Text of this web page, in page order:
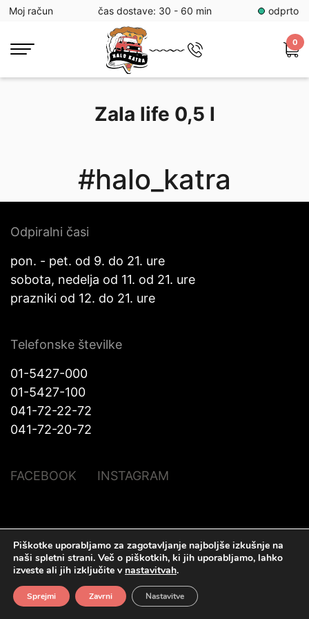
Moj račun čas dostave: 30 - 60 min odprto
0
Zala life 0,5 l
#halo_katra
Odpiralni časi
pon. - pet. od 9. do 21. ure
sobota, nedelja od 11. od 21. ure
prazniki od 12. do 21. ure
Telefonske številke
01-5427-000
01-5427-100
041-72-22-72
041-72-20-72
FACEBOOK INSTAGRAM
Izdelava spletnih straniPlenum IT d.o.o.
Piškotke uporabljamo za zagotavljanje najboljše izkušnje na
naši spletni strani. Več o piškotkih, ki jih uporabljamo, lahko
izveste ali jih izključite v nastavitvah.
Sprejmi Zavrni Nastavitve